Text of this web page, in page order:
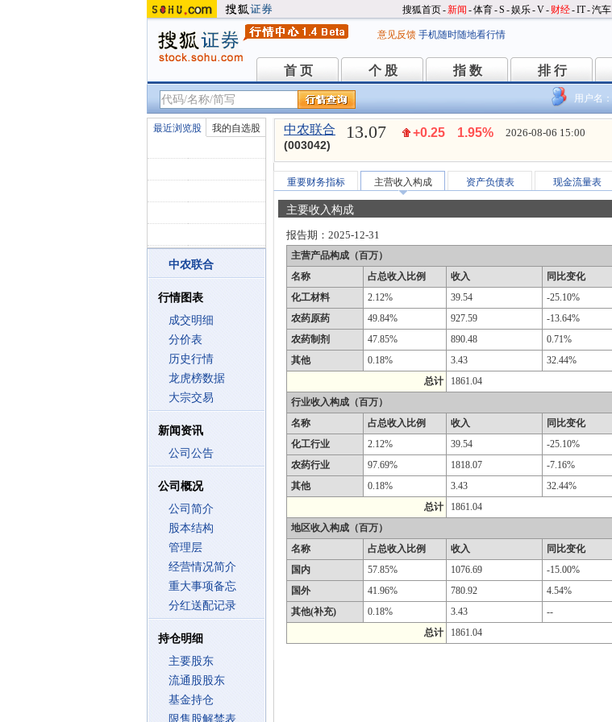
搜狐首页-新闻 -体育-S -娱乐-V- 财经-IT-汽车
意见反馈 手机随时随地看行情
首 页
首 页 个 股
个 股 指 数
指 数 排 行
排 行
用户名：
最近浏览股 我的自选股
中农联合
行情图表
成交明细
分价表
历史行情
龙虎榜数据
大宗交易
新闻资讯
公司公告
公司概况
公司简介
股本结构
管理层
经营情况简介
重大事项备忘
分红送配记录
持仓明细
主要股东
流通股股东
基金持仓
限售股解禁表
中农联合
(003042)
13.07 +0.25 1.95% 2026-08-06 15:00
重要财务指标 主营收入构成 资产负债表 现金流量表
主要收入构成
报告期： 2025-12-31
主营产品构成（百万）
名称
占总收入比例 收入 同比变化
化工材料
2.12% 39.54 -25.10%
农药原药
49.84% 927.59 -13.64%
农药制剂
47.85% 890.48 0.71%
其他
0.18% 3.43 32.44%
总计
1861.04
行业收入构成（百万）
名称
占总收入比例 收入 同比变化
化工行业
2.12% 39.54 -25.10%
农药行业
97.69% 1818.07 -7.16%
其他
0.18% 3.43 32.44%
总计
1861.04
地区收入构成（百万）
名称
占总收入比例 收入 同比变化
国内
57.85% 1076.69 -15.00%
国外
41.96% 780.92 4.54%
其他(补充)
0.18% 3.43 --
总计
1861.04